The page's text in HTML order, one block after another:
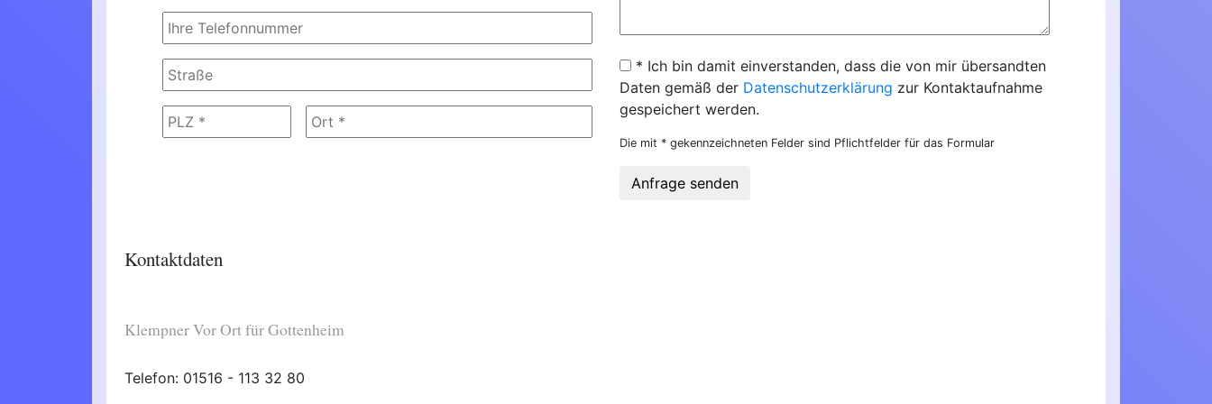
* Ich bin damit einverstanden, dass die von mir übersandten
Daten gemäß der Datenschutzerklärung zur Kontaktaufnahme
gespeichert werden.
Die mit * gekennzeichneten Felder sind Pflichtfelder für das Formular
Anfrage senden
Kontaktdaten
Klempner Vor Ort für Gottenheim
Telefon: 01516 - 113 32 80